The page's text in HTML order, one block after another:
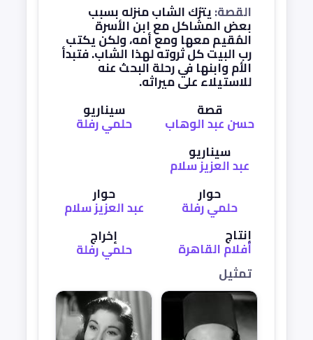
القصة:يترُك الشاب منزله بسبب
بعض المشاكل مع ابن الأسرة
المُقيم معها ومع أمه، ولكن يكتب
رب البيت كل ثروته لهذا الشاب. فتبدأ
الأم وابنها في رحلة البحث عنه
للاستيلاء على ميراثه.
قصة
حسن عبد الوهاب
سيناريو
حلمي رفلة
سيناريو
عبد العزيز سلام
حوار
حلمي رفلة
حوار
عبد العزيز سلام
إنتاج
أفلام القاهرة
إخراج
حلمي رفلة
تمثيل